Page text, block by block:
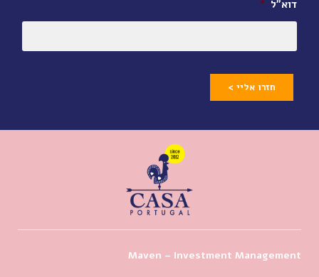
דוא״ל *
חזרו אליי >
Maven – Investment Management